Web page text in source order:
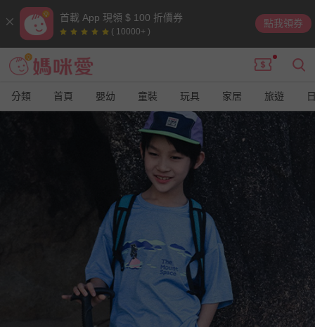
首載 App 現領 $ 100 折價券
( 10000+ )
點我領券
分類 首頁 嬰幼 童裝 玩具 家居 旅遊